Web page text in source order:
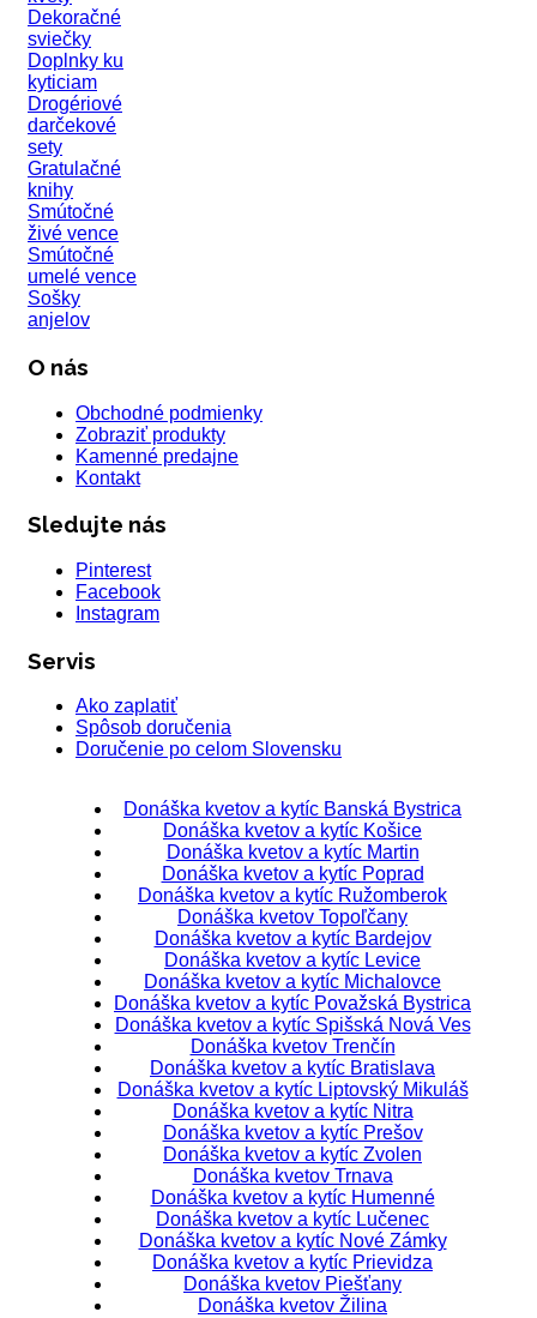
Dekoračné
sviečky
Doplnky ku
kyticiam
Drogériové
darčekové
sety
Gratulačné
knihy
Smútočné
živé vence
Smútočné
umelé vence
Sošky
anjelov
O nás
Obchodné podmienky
Zobraziť produkty
Kamenné predajne
Kontakt
Sledujte nás
Pinterest
Facebook
Instagram
Servis
Ako zaplatiť
Spôsob doručenia
Doručenie po celom Slovensku
Donáška kvetov a kytíc Banská Bystrica
Donáška kvetov a kytíc Košice
Donáška kvetov a kytíc Martin
Donáška kvetov a kytíc Poprad
Donáška kvetov a kytíc Ružomberok
Donáška kvetov Topoľčany
Donáška kvetov a kytíc Bardejov
Donáška kvetov a kytíc Levice
Donáška kvetov a kytíc Michalovce
Donáška kvetov a kytíc Považská Bystrica
Donáška kvetov a kytíc Spišská Nová Ves
Donáška kvetov Trenčín
Donáška kvetov a kytíc Bratislava
Donáška kvetov a kytíc Liptovský Mikuláš
Donáška kvetov a kytíc Nitra
Donáška kvetov a kytíc Prešov
Donáška kvetov a kytíc Zvolen
Donáška kvetov Trnava
Donáška kvetov a kytíc Humenné
Donáška kvetov a kytíc Lučenec
Donáška kvetov a kytíc Nové Zámky
Donáška kvetov a kytíc Prievidza
Donáška kvetov Piešťany
Donáška kvetov Žilina